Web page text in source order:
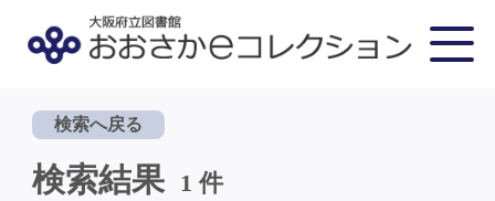
検索へ戻る
検索結果 1 件